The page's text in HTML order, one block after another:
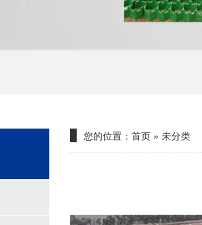
您的位置： 首页 » 未分类